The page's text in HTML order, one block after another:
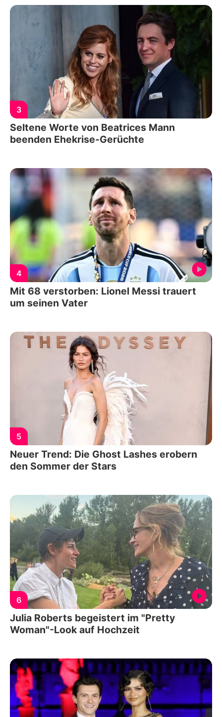
3
Seltene Worte von Beatrices Mann
beenden Ehekrise-Gerüchte
4
Mit 68 verstorben: Lionel Messi trauert
um seinen Vater
5
Neuer Trend: Die Ghost Lashes erobern
den Sommer der Stars
6
Julia Roberts begeistert im "Pretty
Woman"-Look auf Hochzeit